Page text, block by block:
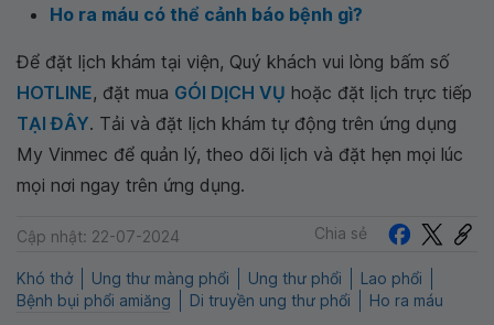
Ho ra máu có thể cảnh báo bệnh gì?
Để đặt lịch khám tại viện, Quý khách vui lòng bấm số
HOTLINE, đặt mua GÓI DỊCH VỤ hoặc đặt lịch trực tiếp
TẠI ĐÂY. Tải và đặt lịch khám tự động trên ứng dụng
My Vinmec để quản lý, theo dõi lịch và đặt hẹn mọi lúc
mọi nơi ngay trên ứng dụng.
Cập nhật: 22-07-2024 Chia sẻ
Khó thở Ung thư màng phổi Ung thư phổi
Lao phổi
Bệnh bụi phổi amiăng
Di truyền ung thư phổi Ho ra máu